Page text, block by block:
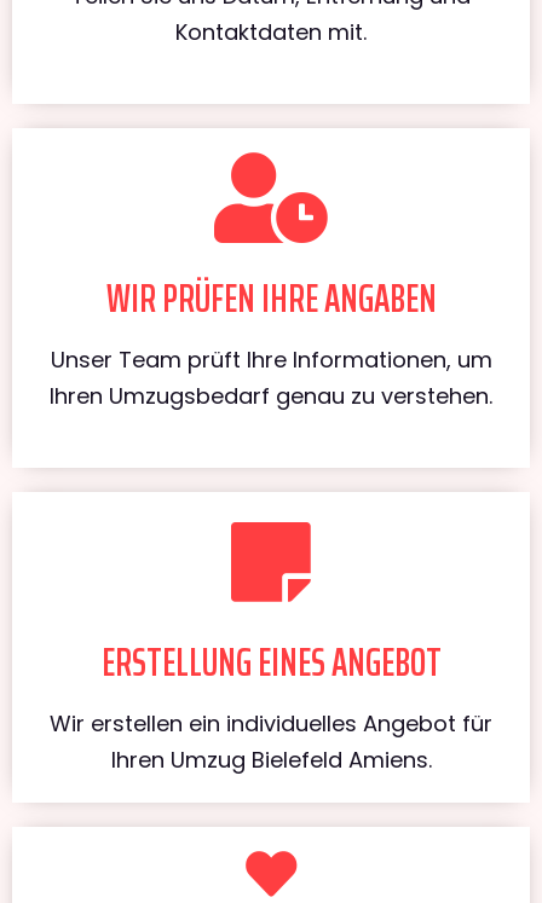
Kontaktdaten mit.
WIR PRÜFEN IHRE ANGABEN
Unser Team prüft Ihre Informationen, um
Ihren Umzugsbedarf genau zu verstehen.
ERSTELLUNG EINES ANGEBOT
Wir erstellen ein individuelles Angebot für
Ihren Umzug Bielefeld Amiens.